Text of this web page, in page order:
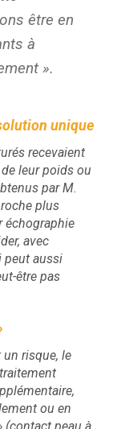
être en
à
».
unique
recevaient
leur poids ou
par M.
plus
échographie
avec
peut aussi
être pas
risque, le
ou en